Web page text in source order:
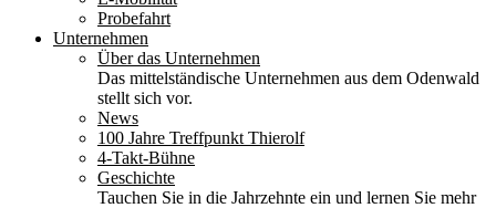
Probefahrt
Unternehmen
Über das Unternehmen
Das mittelständische Unternehmen aus dem Odenwald
stellt sich vor.
News
100 Jahre Treffpunkt Thierolf
4-Takt-Bühne
Geschichte
Tauchen Sie in die Jahrzehnte ein und lernen Sie mehr